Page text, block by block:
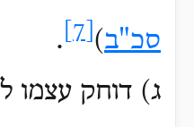
סכ"ב)
.
ג) דוחק עצמו